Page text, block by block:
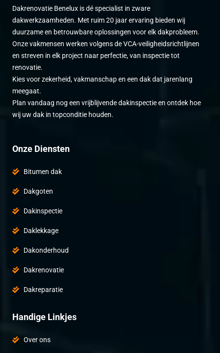
Dakrenovatie Benelux is dé specialist in zware
dakwerkzaamheden. Met ruim 20 jaar ervaring bieden wij
duurzame en betrouwbare oplossingen voor elk dakprobleem.
Onze vakmensen werken volgens de VCA-veiligheidsrichtlijnen
en streven in elk project naar perfectie, van inspectie tot
renovatie.
Kies voor zekerheid, vakmanschap en een dak dat jarenlang
meegaat.
Plan vandaag nog een vrijblijvende dakinspectie en ontdek hoe
wij uw dak in topconditie houden.
Onze Diensten
Bitumen dak
Dakgoten
Dakinspectie
Daklekkage
Dakonderhoud
Dakrenovatie
Dakreparatie
Handige Linkjes
Over ons